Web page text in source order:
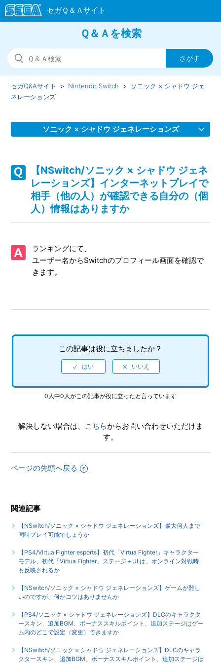
Ｑ＆Ａを検索
セガQ&Aサイト Nintendo Switch
ソニック × シャドウ ジェ
ネレーションズ
ソニック × シャドウ ジェネレーションズ
DLC「ボーナススキルポイント(ソニック ジェネレーション
ズ）」が反映されていません
【NSwitch/ソニック × シャドウ ジェネレーションズ】
Steam／Epic Games Store 版の問い合わせ先はどこですか
ャプチャーボタン」のスクリーンショット撮影や、「キャプ
チャーボタン」長押しの動画撮影機能に対応していますか
【NSwitch/ソニック × シャドウ ジェネレーションズ】イン
ターネットプレイで相手（他の人）が確認できる自分の（個
人）情報はありますか
【NSwitch/ソニック × シャドウ ジェネレーションズ】最大
【NSwitch/ソニック × シャドウ ジェネレーションズ】イン
ターネットを使用しないと、手に入らないアイテムやコンプ
【NSwitch/ソニック × シャドウ ジェネレーションズ】言語
映像出力は何ですか
【NSwitch/ソニック × シャドウ ジェネ
レーションズ】インターネットプレイで
相手（他の人）が確認できる自分の（個
人）情報はありますか
ランキングにて、
ユーザー名からSwitchのプロフィール画面を確認で
きます。
この記事は役に立ちましたか？
0人中0人がこの記事が役に立ったと言っています
解決しない場合は、 こちらからお問い合わせいただけま
す。
ページの先頭へ戻る
関連記事
【NSwitch/ソニック × シャドウ ジェネレーションズ】最大何人まで
同時プレイ可能でしょうか
【PS4/Virtua Fighter esports】初代「Virtua Fighter」キャラクター
モデル、初代「Virtua Fighter」ステージ＋UI は、オンライン対戦時
も反映されるか
【NSwitch/ソニック × シャドウ ジェネレーションズ】ゲームが難し
いのですが、何かコツはありませんか
【PS4/ソニック × シャドウ ジェネレーションズ】DLCのキャラクタ
ースキン、追加BGM、ボーナススキルポイント、追加ステージはゲー
ム内のどこで設定（変更）できますか
【NSwitch/ソニック × シャドウ ジェネレーションズ】DLCのキャラ
クタースキン、追加BGM、ボーナススキルポイント、追加ステージは